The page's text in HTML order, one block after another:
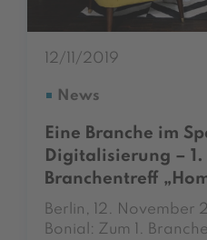
12/11/2019
News
Eine Branche im
Digitalisierung –
Branchentreff
Berlin, 12. November
Bonial: Zum 1.